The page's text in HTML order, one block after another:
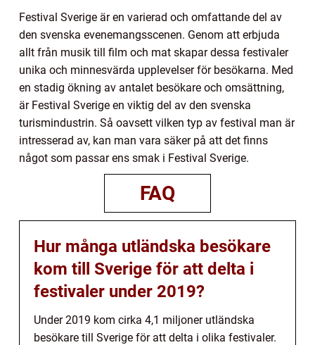
Festival Sverige är en varierad och omfattande del av
den svenska evenemangsscenen. Genom att erbjuda
allt från musik till film och mat skapar dessa festivaler
unika och minnesvärda upplevelser för besökarna. Med
en stadig ökning av antalet besökare och omsättning,
är Festival Sverige en viktig del av den svenska
turismindustrin. Så oavsett vilken typ av festival man är
intresserad av, kan man vara säker på att det finns
något som passar ens smak i Festival Sverige.
FAQ
Hur många utländska besökare
kom till Sverige för att delta i
festivaler under 2019?
Under 2019 kom cirka 4,1 miljoner utländska
besökare till Sverige för att delta i olika festivaler.